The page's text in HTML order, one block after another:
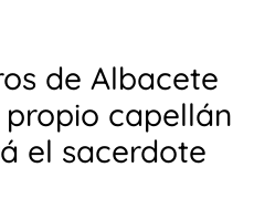
de Albacete
capellán
el sacerdote